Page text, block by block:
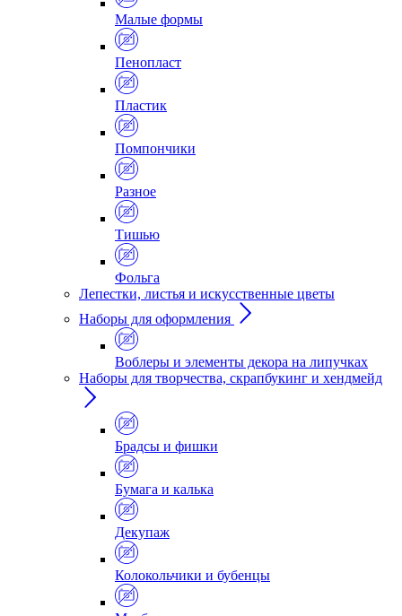
Малые формы
Пенопласт
Пластик
Помпончики
Разное
Тишью
Фольга
Лепестки, листья и искусственные цветы
Наборы для оформления
Воблеры и элементы декора на липучках
Наборы для творчества, скрапбукинг и хендмейд
Брадсы и фишки
Бумага и калька
Декупаж
Колокольчики и бубенцы